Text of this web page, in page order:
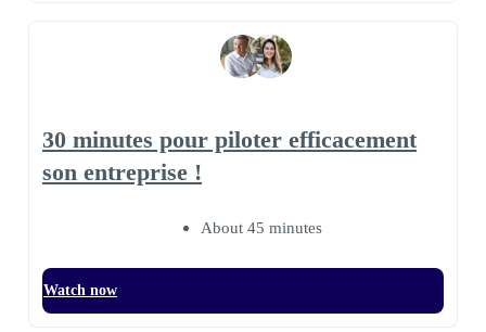
30 minutes pour piloter efficacement
son entreprise !
About 45 minutes
Watch now